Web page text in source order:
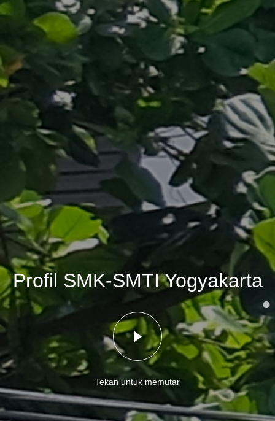
Profil SMK-SMTI Yogyakarta
Tekan untuk memutar